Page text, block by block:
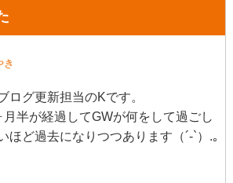
ログ更新担当のKです。
半が経過してGWが何をして過ごし
ほど過去になりつつあります（´-`）.｡